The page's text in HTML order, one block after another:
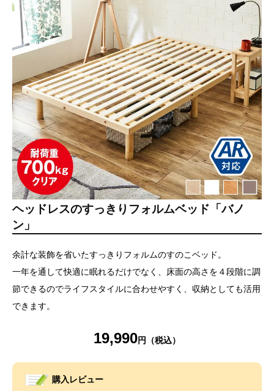
ヘッドレスのすっきりフォルムベッド「バノ
ン」
余計な装飾を省いたすっきりフォルムのすのこベッド。
一年を通して快適に眠れるだけでなく、床面の高さを４段階に調
節できるのでライフスタイルに合わせやすく、収納としても活用
できます。
19,990
購入レビュー